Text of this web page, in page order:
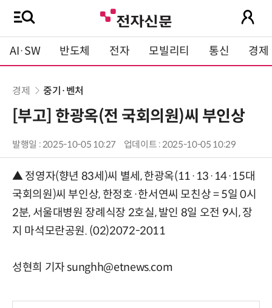
AI·SW 반도체 전자 모빌리티 통신 경제
경제 중기·벤처
[부고] 한광옥(전 국회의원)씨 부인상
발행일 : 2025-10-05 10:27 업데이트 : 2025-10-05 10:29
▲ 정영자(향년 83세)씨 별세, 한광옥(11·13·14·15대
국회의원)씨 부인상, 한정호·한서연씨 모친상 = 5일 0시
2분, 서울대병원 장례식장 2호실, 발인 8일 오전 9시, 장
지 마석모란공원. (02)2072-2011
성현희 기자 sunghh@etnews.com